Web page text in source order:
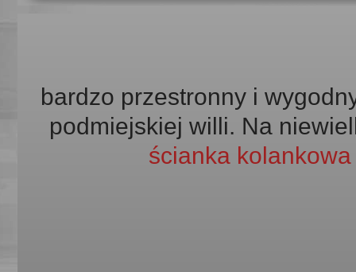
bardzo przestronny i
podmiejskiej willi. Na
ścianka